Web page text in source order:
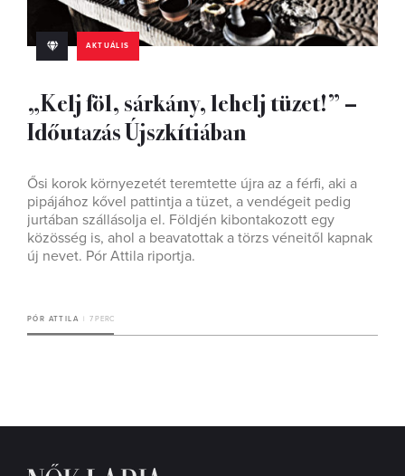
AKTUÁLIS
„Kelj föl, sárkány, lehelj tüzet!” –
Időutazás Újszkítiában
Ősi korok környezetét teremtette újra az a férfi, aki a
pipájához kővel pattintja a tüzet, a vendégeit pedig
jurtában szállásolja el. Földjén kibontakozott egy
közösség is, ahol a beavatottak a törzs véneitől kapnak
új nevet. Pór Attila riportja.
PÓR ATTILA 7 PERC